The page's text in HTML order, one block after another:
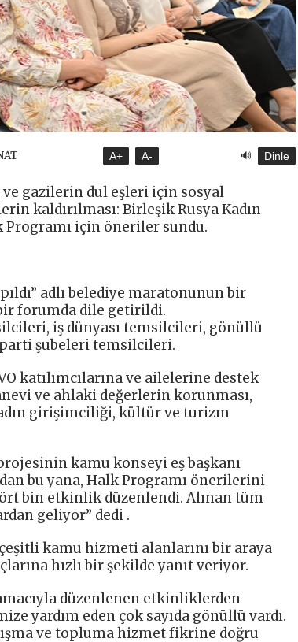
A+ A- 🔊 Dinle
gazilerin dul eşleri için sosyal
kaldırılması: Birleşik Rusya Kadın
için öneriler sundu.
adlı belediye maratonunun bir
forumda dile getirildi.
iş dünyası temsilcileri, gönüllü
şubeleri temsilcileri.
katılımcılarına ve ailelerine destek
ve ahlaki değerlerin korunması,
girişimciliği, kültür ve turizm
kamu konseyi eş başkanı
bu yana, Halk Programı önerilerini
bin etkinlik düzenlendi. Alınan tüm
geliyor” dedi .
kamu hizmeti alanlarını bir araya
hızlı bir şekilde yanıt veriyor.
düzenlenen etkinliklerden
yardım eden çok sayıda gönüllü vardı.
ve topluma hizmet fikrine doğru